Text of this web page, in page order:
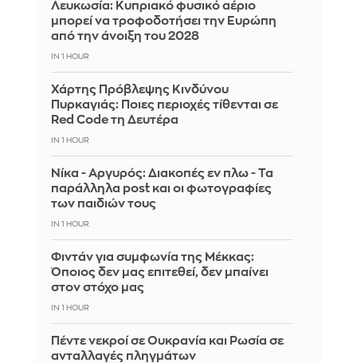
Λευκωσία: Κυπριακό φυσικό αέριο
μπορεί να τροφοδοτήσει την Ευρώπη
από την άνοιξη του 2028
IN 1 HOUR
Χάρτης Πρόβλεψης Κινδύνου
Πυρκαγιάς: Ποιες περιοχές τίθενται σε
Red Code τη Δευτέρα
IN 1 HOUR
Νίκα - Αργυρός: Διακοπές εν πλω - Τα
παράλληλα post και οι φωτογραφίες
των παιδιών τους
IN 1 HOUR
Φιντάν για συμφωνία της Μέκκας:
Όποιος δεν μας επιτεθεί, δεν μπαίνει
στον στόχο μας
IN 1 HOUR
Πέντε νεκροί σε Ουκρανία και Ρωσία σε
ανταλλαγές πληγμάτων